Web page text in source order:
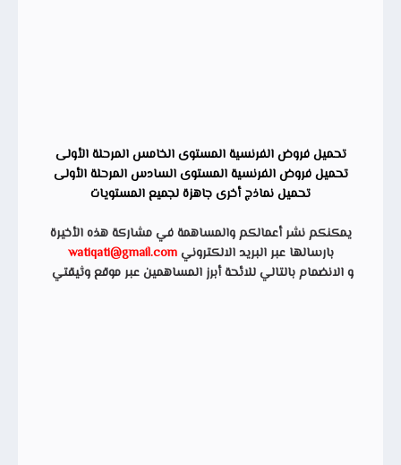
تحميل فروض الفرنسية المستوى الخامس المرحلة الأولى
تحميل فروض الفرنسية المستوى السادس المرحلة الأولى
تحميل نماذج أخرى جاهزة لجميع المستويات
يمكنكم نشر أعمالكم والمساهمة في مشاركة هذه الأخيرة
بارسالها عبر البريد الالكترونيwatiqati@gmail.com
و الانضمام بالتالي للائحة أبرز المساهمين عبر موقع وثيقتي